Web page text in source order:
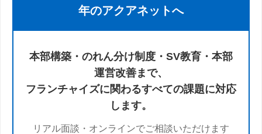
年のアクアネットへ
本部構築・のれん分け制度・SV教育・本部
運営改善まで、
フランチャイズに関わるすべての課題に対応
します。
リアル面談・オンラインでご相談いただけます